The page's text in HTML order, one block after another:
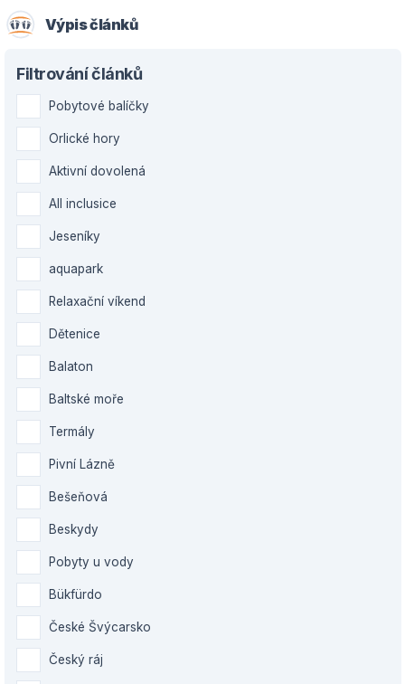
Výpis článků
Filtrování článků
Pobytové balíčky
Orlické hory
Aktivní dovolená
All inclusice
Jeseníky
aquapark
Relaxační víkend
Dětenice
Balaton
Baltské moře
Termály
Pivní Lázně
Bešeňová
Beskydy
Pobyty u vody
Bükfürdo
České Švýcarsko
Český ráj